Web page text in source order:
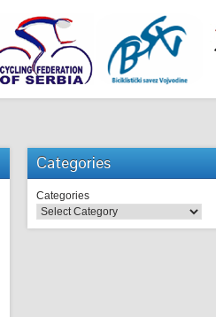
Categories
Categories